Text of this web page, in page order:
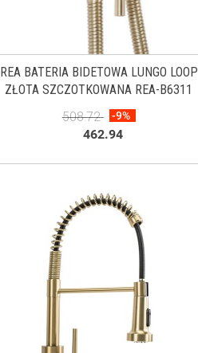
REA BATERIA BIDETOWA LUNGO LOOP
ZŁOTA SZCZOTKOWANA REA-B6311
508.72
-9%
462.94